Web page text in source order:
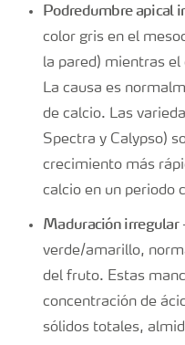
Podredumbre apical
color gris en el
la pared) mientras el
La causa es
de calcio. Las
Spectra y Calypso)
crecimiento más
calcio en un periodo
Maduración irregular
verde/amarillo,
del fruto. Estas
concentración de
sólidos totales,